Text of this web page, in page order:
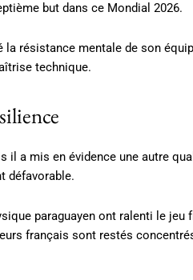
but dans ce Mondial 2026.
résistance mentale de son
technique.
il a mis en évidence une autre
défavorable.
paraguayen ont ralenti le jeu
français sont restés